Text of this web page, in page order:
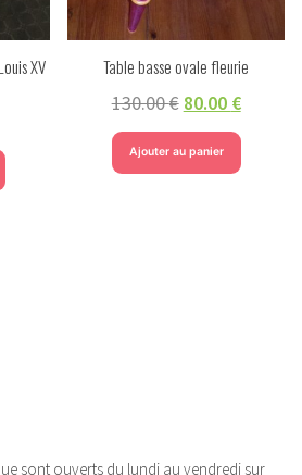
XV Table basse ovale fleurie
130.00€ 80.00 €
Ajouter au panier
sont ouverts du lundi au vendredi sur